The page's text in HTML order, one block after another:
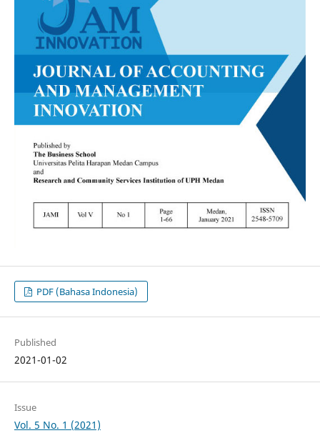
PDF (Bahasa Indonesia)
Published
2021-01-02
Issue
Vol. 5 No. 1 (2021)